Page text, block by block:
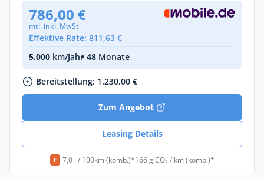
786,00 €
mtl. inkl. MwSt.
Effektive Rate: 811,63 €
5.000 km/Jahr• 48 Monate
Bereitstellung: 1.230,00 €
Zum Angebot
Leasing Details
F 7,0 l / 100km (komb.)*166 g CO₂ / km (komb.)*